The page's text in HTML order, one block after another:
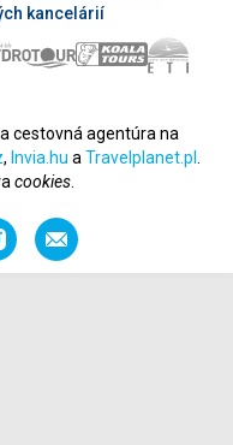
kancelárií
cestovná agentúra na
, Invia.hu a Travelplanet.pl
cookies.
Odporučiť